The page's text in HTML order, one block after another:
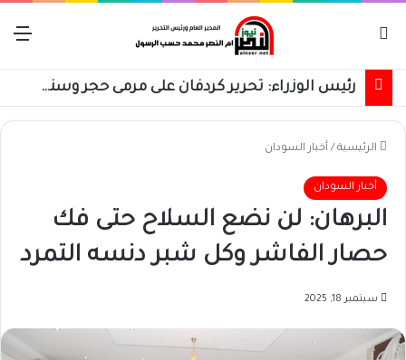
رئيس الوزراء: تحرير كردفان على مرمى حجر وسنسترد كل شبر
الرئيسية / أخبار السودان
أخبار السودان
البرهان: لن نضع السلاح حتى فك
حصار الفاشر وكل شبر دنسه التمرد
سبتمبر 18, 2025